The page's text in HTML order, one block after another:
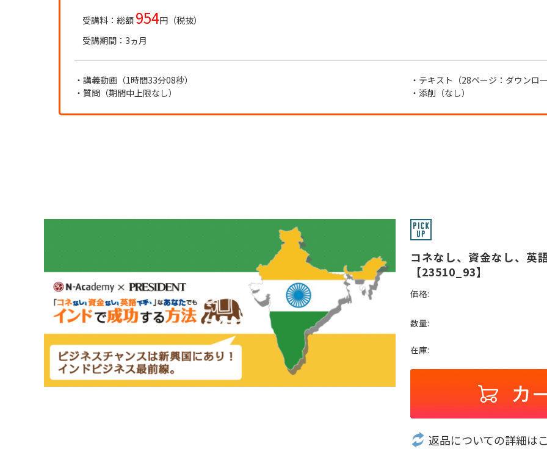
受講料：総額 954円（税抜）
受講期間：3ヵ月
・講義動画（1時間33分08秒）
・テキスト（28ページ：ダウンロー
・質問（期間中上限なし）
・添削（なし）
コネなし、資金なし、英
【23510_93】
価格:
数量:
在庫:
返品についての詳細は